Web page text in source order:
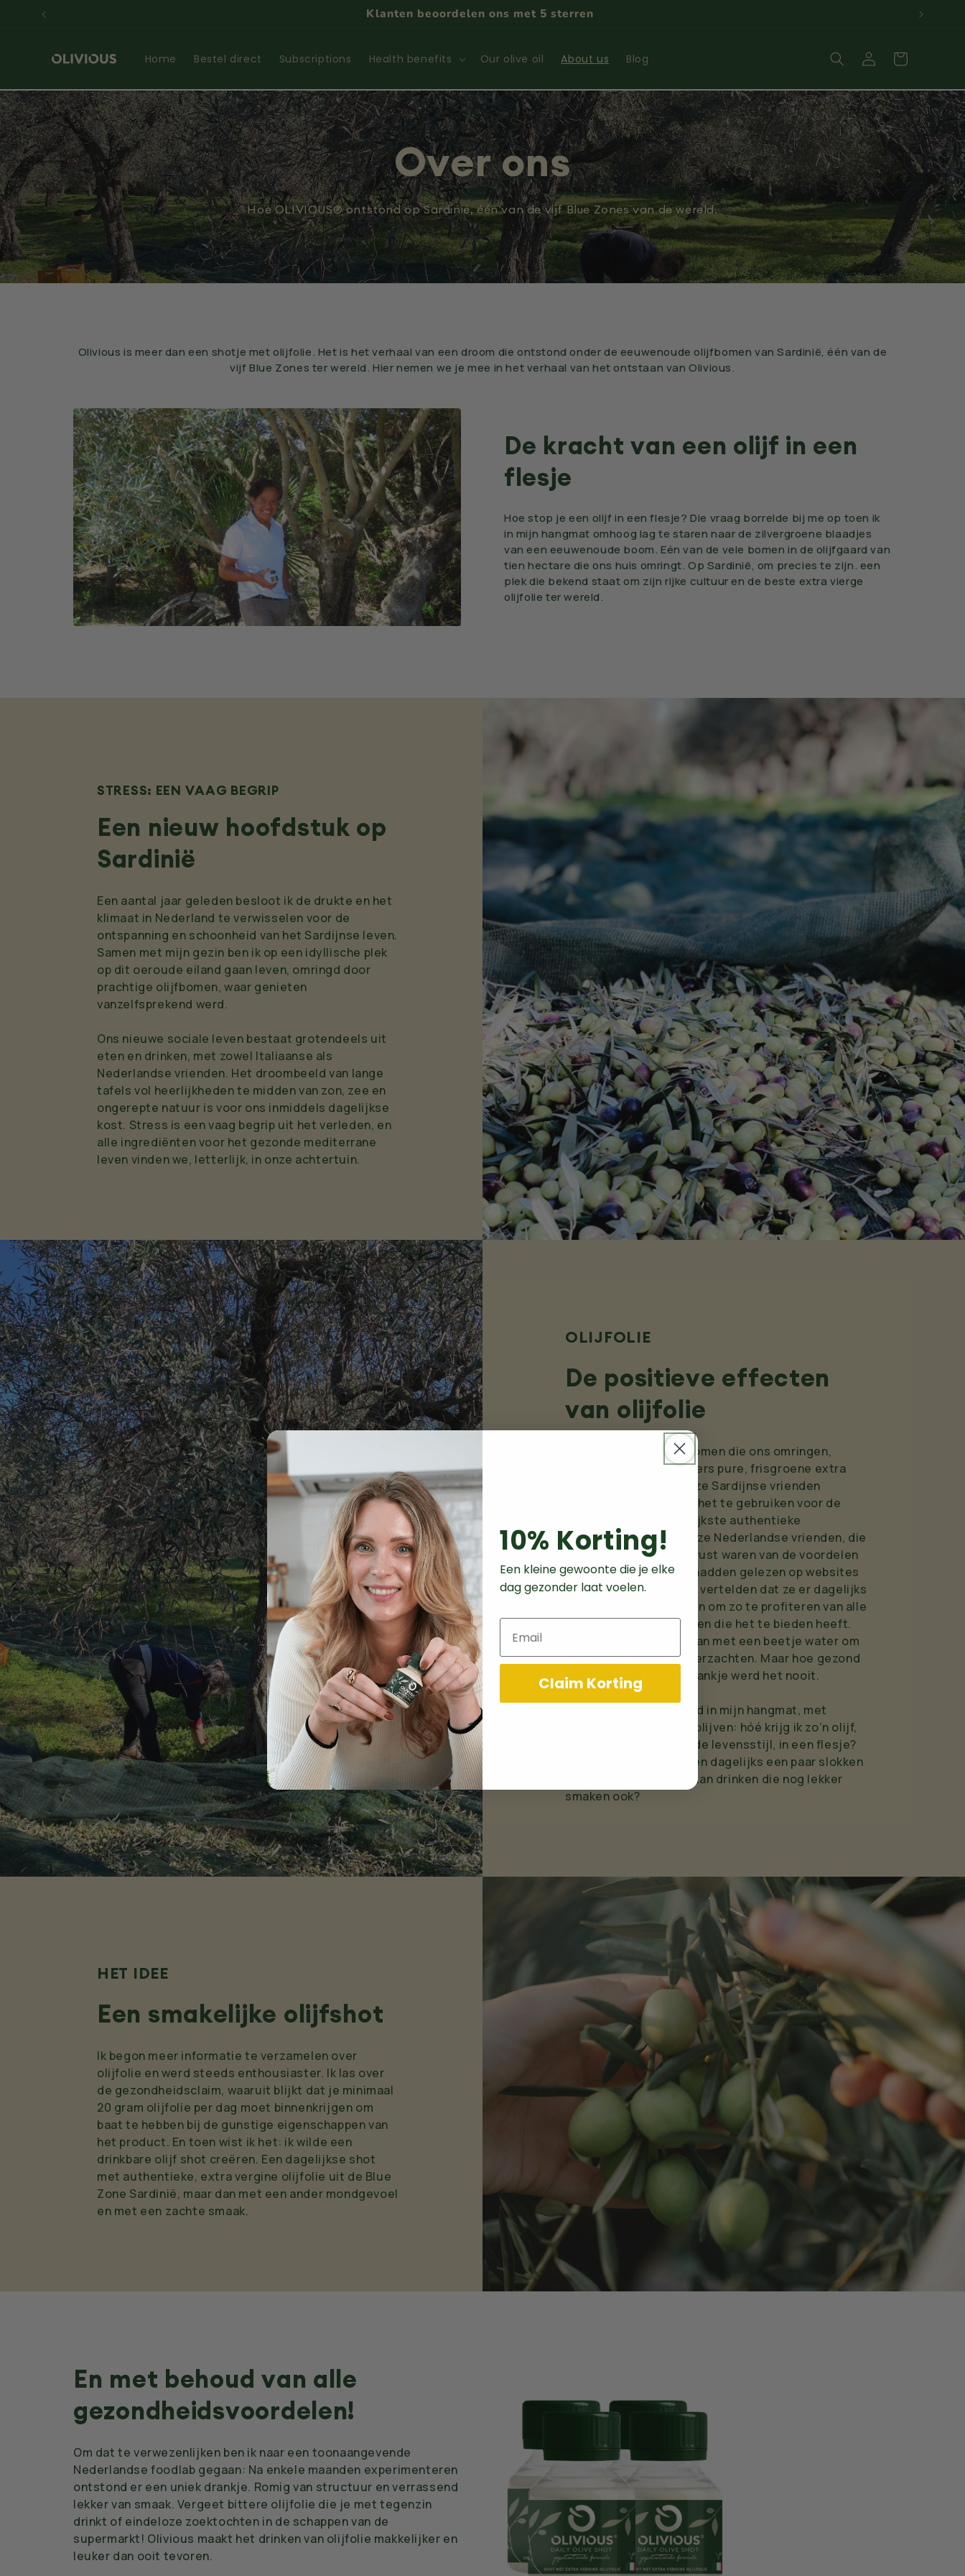
Skip to
content
Home Bestel direct Subscriptions Health benefits Our olive oil About us Blog
Log
in
Cart
Over ons
Hoe OLIVIOUS® ontstond op Sardinië, één van de vijf Blue Zones van de wereld.
Olivious is meer dan een shotje met olijfolie. Het is het verhaal van een droom die ontstond onder de eeuwenoude olijfbomen van Sardinië, één van de
vijf Blue Zones ter wereld. Hier nemen we je mee in het verhaal van het ontstaan van Olivious.
De kracht van een olijf in een
flesje
Hoe stop je een olijf in een flesje? Die vraag borrelde bij me op toen ik
in mijn hangmat omhoog lag te staren naar de zilvergroene blaadjes
van een eeuwenoude boom. Eén van de vele bomen in de olijfgaard van
tien hectare die ons huis omringt. Op Sardinië, om precies te zijn. een
plek die bekend staat om zijn rijke cultuur en de beste extra vierge
olijfolie ter wereld.
STRESS: EEN VAAG BEGRIP
Een nieuw hoofdstuk op
Sardinië
Een aantal jaar geleden besloot ik de drukte en het
klimaat in Nederland te verwisselen voor de
ontspanning en schoonheid van het Sardijnse leven.
Samen met mijn gezin ben ik op een idyllische plek
op dit oeroude eiland gaan leven, omringd door
prachtige olijfbomen, waar genieten
vanzelfsprekend werd.
Ons nieuwe sociale leven bestaat grotendeels uit
eten en drinken, met zowel Italiaanse als
Nederlandse vrienden. Het droombeeld van lange
tafels vol heerlijkheden te midden van zon, zee en
ongerepte natuur is voor ons inmiddels dagelijkse
kost. Stress is een vaag begrip uit het verleden, en
alle ingrediënten voor het gezonde mediterrane
leven vinden we, letterlijk, in onze achtertuin.
OLIJFOLIE
De positieve effecten
van olijfolie
De eeuwenoude olijfbomen die ons omringen,
leveren elk jaar vele liters pure, frisgroene extra
vergine olijfolie op. Onze Sardijnse vrienden
leerden ons al snel om het te gebruiken voor de
bereiding van de heerlijkste authentieke
gerechten. Veel van onze Nederlandse vrienden, die
zich inmiddels ook bewust waren van de voordelen
van olijfolie en erover hadden gelezen op websites
over gezonde voeding, vertelden dat ze er dagelijks
een glaasje van dronken om zo te profiteren van alle
positieve eigenschappen die het te bieden heeft.
Soms lengden ze het aan met een beetje water om
de scherpe smaak te verzachten. Maar hoe gezond
ook, een echt lekker drankje werd het nooit.
Dus peinsde ik, luierend in mijn hangmat, met
uitzicht op duizenden olijven: hóé krijg ik zo’n olijf,
en daarmee die gezonde levensstijl, in een flesje?
Hoe zorg ik dat iedereen dagelijks een paar slokken
extra vergine olijfolie kan drinken die nog lekker
smaken ook?
HET IDEE
Een smakelijke olijfshot
Ik begon meer informatie te verzamelen over
olijfolie en werd steeds enthousiaster. Ik las over
de gezondheidsclaim, waaruit blijkt dat je minimaal
20 gram olijfolie per dag moet binnenkrijgen om
baat te hebben bij de gunstige eigenschappen van
het product. En toen wist ik het: ik wilde een
drinkbare olijf shot creëren. Een dagelijkse shot
met authentieke, extra vergine olijfolie uit de Blue
Zone Sardinië, maar dan met een ander mondgevoel
en met een zachte smaak.
En met behoud van alle
gezondheidsvoordelen!
Om dat te verwezenlijken ben ik naar een toonaangevende
Nederlandse foodlab gegaan: Na enkele maanden experimenteren
ontstond er een uniek drankje. Romig van structuur en verrassend
lekker van smaak. Vergeet bittere olijfolie die je met tegenzin
drinkt of eindeloze zoektochten in de schappen van de
supermarkt! Olivious maakt het drinken van olijfolie makkelijker en
leuker dan ooit tevoren.
10% Korting!
Een kleine gewoonte die je elke
dag gezonder laat voelen.
Claim Korting